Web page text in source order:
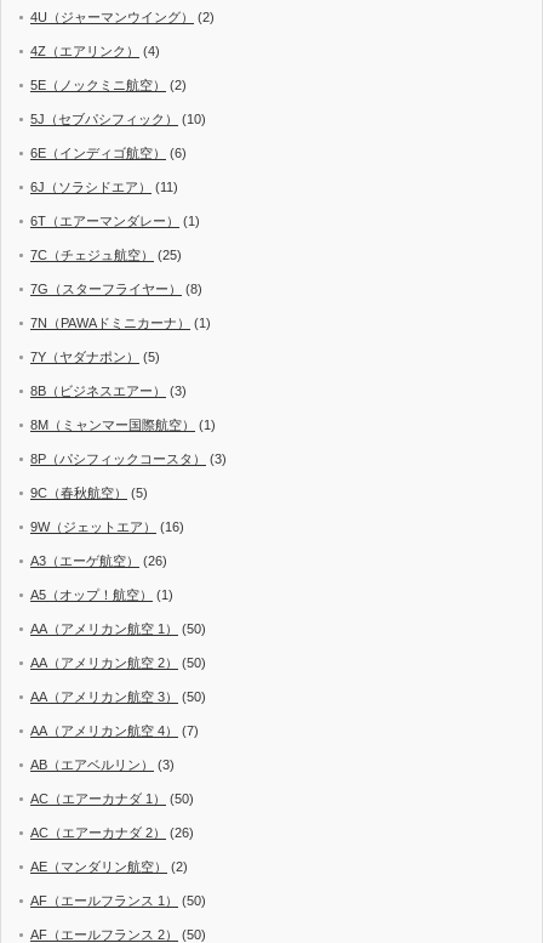
4U（ジャーマンウイング） (2)
4Z（エアリンク） (4)
5E（ノックミニ航空） (2)
5J（セブパシフィック） (10)
6E（インディゴ航空） (6)
6J（ソラシドエア） (11)
6T（エアーマンダレー） (1)
7C（チェジュ航空） (25)
7G（スターフライヤー） (8)
7N（PAWAドミニカーナ） (1)
7Y（ヤダナポン） (5)
8B（ビジネスエアー） (3)
8M（ミャンマー国際航空） (1)
8P（パシフィックコースタ） (3)
9C（春秋航空） (5)
9W（ジェットエア） (16)
A3（エーゲ航空） (26)
A5（オップ！航空） (1)
AA（アメリカン航空 1） (50)
AA（アメリカン航空 2） (50)
AA（アメリカン航空 3） (50)
AA（アメリカン航空 4） (7)
AB（エアベルリン） (3)
AC（エアーカナダ 1） (50)
AC（エアーカナダ 2） (26)
AE（マンダリン航空） (2)
AF（エールフランス 1） (50)
AF（エールフランス 2） (50)